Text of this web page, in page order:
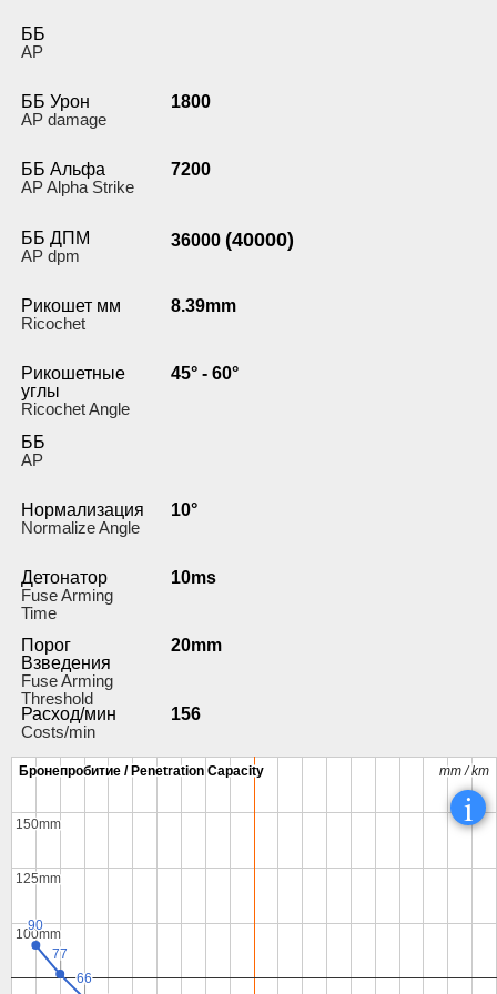
ББ
AP
ББ Урон
AP damage
1800
ББ Альфа
AP Alpha Strike
7200
ББ ДПМ
AP dpm
36000 (40000)
Рикошет мм
Ricochet
8.39mm
Рикошетные
углы
Ricochet Angle
45° - 60°
ББ
AP
Нормализация
Normalize Angle
10°
Детонатор
Fuse Arming
Time
10ms
Порог
Взведения
Fuse Arming
Threshold
20mm
Расход/мин
Costs/min
156
i
Бронепробитие / Penetration Capacity
Бронепробитие / Penetration Capacity
100mm
100mm
125mm
125mm
150mm
150mm
mm / km
mm / km
90
90
77
77
66
66